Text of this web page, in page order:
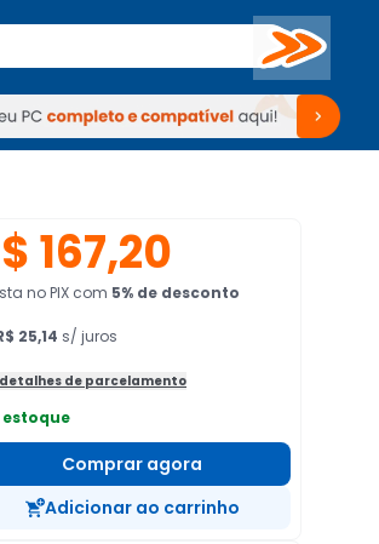
Buscar
Periféricos TV Venda no KaBuM!
Periféricos TV Venda no KaBuM!
167,20
no PIX com 5% de desconto
25,14 s/ juros
de parcelamento
estoque
Comprar agora
Adicionar ao carrinho